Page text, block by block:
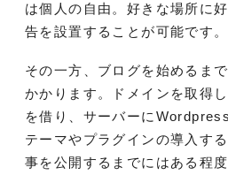
は個人の自由。好きな場所に
告を設置することが可能です。
その一方、ブログを始めるま
かかります。ドメインを取得
を借り、サーバーに
テーマやプラグインの導入す
事を公開するまでにはある程